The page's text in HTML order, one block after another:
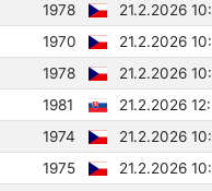
1978
21.2.2026
1970
21.2.2026
1978
21.2.2026
1981
21.2.2026
1974
21.2.2026
1975
21.2.2026